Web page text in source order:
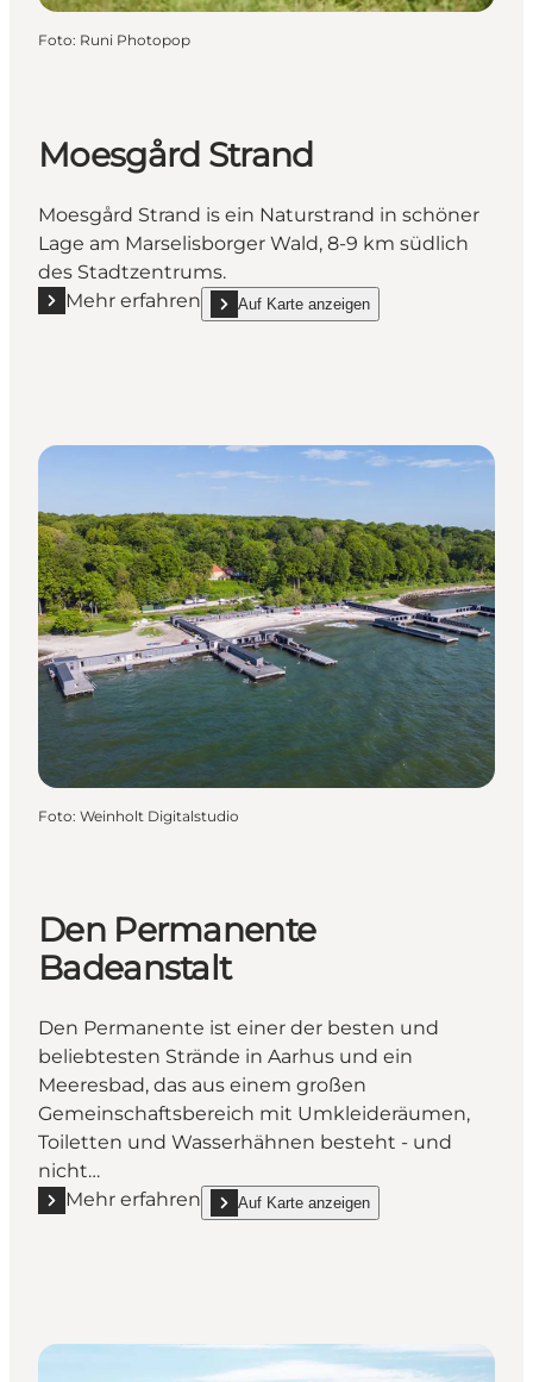
Foto: Runi Photopop
Moesgård Strand
Moesgård Strand is ein Naturstrand in schöner
Lage am Marselisborger Wald, 8-9 km südlich
des Stadtzentrums.
Mehr erfahren
Mehr erfahren "Moesgård Strand"
Auf Karte anzeigen
show Moesgård Strand on_map
Foto: Weinholt Digitalstudio
Den Permanente
Badeanstalt
Den Permanente ist einer der besten und
beliebtesten Strände in Aarhus und ein
Meeresbad, das aus einem großen
Gemeinschaftsbereich mit Umkleideräumen,
Toiletten und Wasserhähnen besteht - und
nicht…
Mehr erfahren
Mehr erfahren "Den Permanente Badeanstalt"
Auf Karte anzeigen
show Den Permanente Badeanstalt on_map